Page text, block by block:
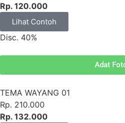
Rp. 120.000
Lihat Contoh
Disc. 40%
Adat
TEMA WAYANG 01
Rp. 210.000
Rp. 132.000